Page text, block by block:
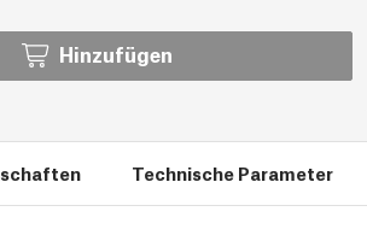
Hinzufügen
Technische Parameter